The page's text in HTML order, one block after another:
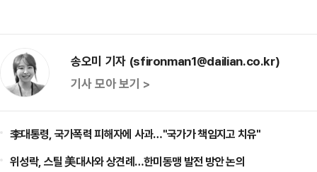
송오미 기자 (sfironman1@dailian.co.kr)
기사 모아 보기 >
李대통령, 국가폭력 피해자에 사과…"국가가 책임지고 치유"
위성락, 스틸 美대사와 상견례…한미동맹 발전 방안 논의